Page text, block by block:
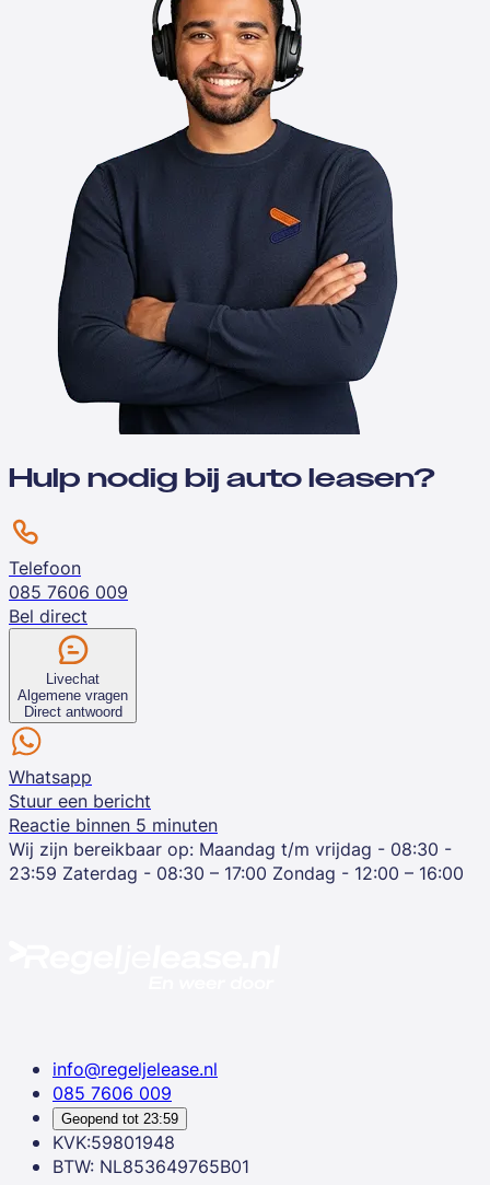
Hulp nodig bij auto leasen?
Telefoon
085 7606 009
Bel direct
Livechat
Algemene vragen
Direct antwoord
Whatsapp
Stuur een bericht
Reactie binnen 5 minuten
Wij zijn bereikbaar op: Maandag t/m vrijdag - 08:30 -
23:59 Zaterdag - 08:30 – 17:00 Zondag - 12:00 – 16:00
info@regeljelease.nl
085 7606 009
Geopend tot 23:59
KVK:59801948
BTW: NL853649765B01